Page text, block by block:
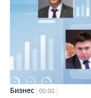
Бизнес 00:00